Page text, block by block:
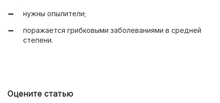
нужны опылители;
поражается грибковыми заболеваниями в средней
степени.
Оцените статью